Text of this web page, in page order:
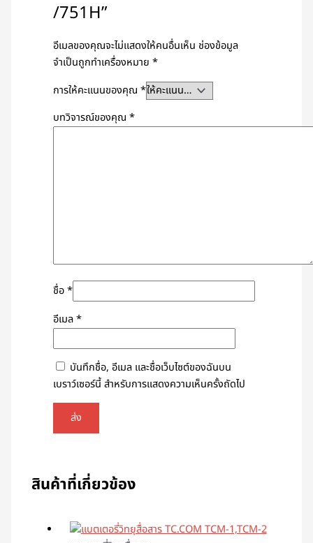
/751H”
อีเมลของคุณจะไม่แสดงให้คนอื่นเห็น ช่องข้อมูล
จำเป็นถูกทำเครื่องหมาย*
การให้คะแนนของคุณ*
บทวิจารณ์ของคุณ*
ชื่อ*
อีเมล*
บันทึกชื่อ, อีเมล และชื่อเว็บไซต์ของฉันบน
เบราว์เซอร์นี้ สำหรับการแสดงความเห็นครั้งถัดไป
สินค้าที่เกี่ยวข้อง